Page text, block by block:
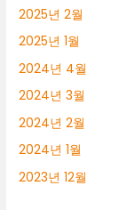
2025년 2월
2025년 1월
2024년 4월
2024년 3월
2024년 2월
2024년 1월
2023년 12월